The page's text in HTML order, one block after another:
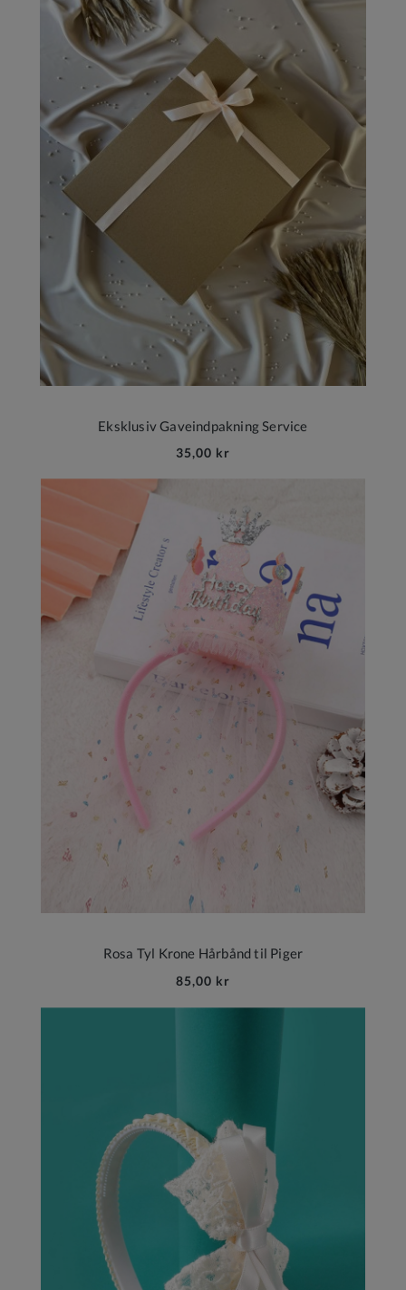
Eksklusiv Gaveindpakning Service
35,00 kr
Rosa Tyl Krone Hårbånd til Piger
85,00 kr